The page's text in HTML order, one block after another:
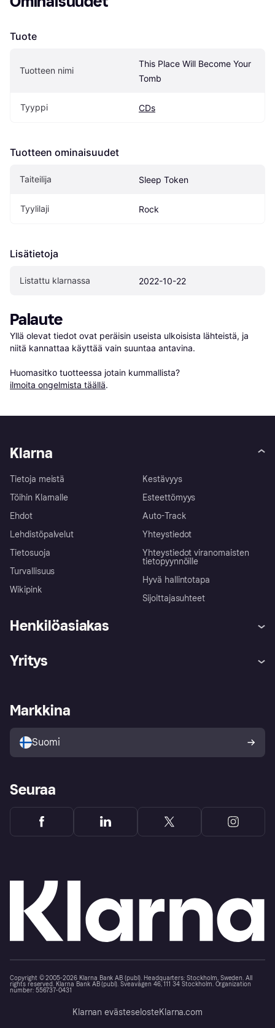
Tuote
Tuotteen nimi
This Place Will Become Your
Tomb
Tyyppi CDs
Tuotteen ominaisuudet
Taiteilija Sleep Token
Tyylilaji Rock
Lisätietoja
Listattu klarnassa 2022-10-22
Palaute
Yllä olevat tiedot ovat peräisin useista ulkoisista lähteistä, ja
niitä kannattaa käyttää vain suuntaa antavina.
Huomasitko tuotteessa jotain kummallista?
ilmoita ongelmista täällä.
Klarna
Tietoja meistä
Töihin Klarnalle
Ehdot
Lehdistöpalvelut
Tietosuoja
Turvallisuus
Wikipink
Kestävyys
Esteettömyys
Auto-Track
Yhteystiedot
Yhteystiedot viranomaisten
tietopyynnöille
Hyvä hallintotapa
Sijoittajasuhteet
Henkilöasiakas
Kirjaudu sisään
Tutustu kauppoihin
Ostajan turva
Yritys
Kirjaudu sisään yrityksenä
Markkina
Suomi
Seuraa
Copyright © 2005-2026 Klarna Bank AB (publ). Headquarters: Stockholm, Sweden. All
rights reserved. Klarna Bank AB (publ). Sveavägen 46, 111 34 Stockholm. Organization
number: 556737-0431
Klarnan evästeselosteKlarna.com